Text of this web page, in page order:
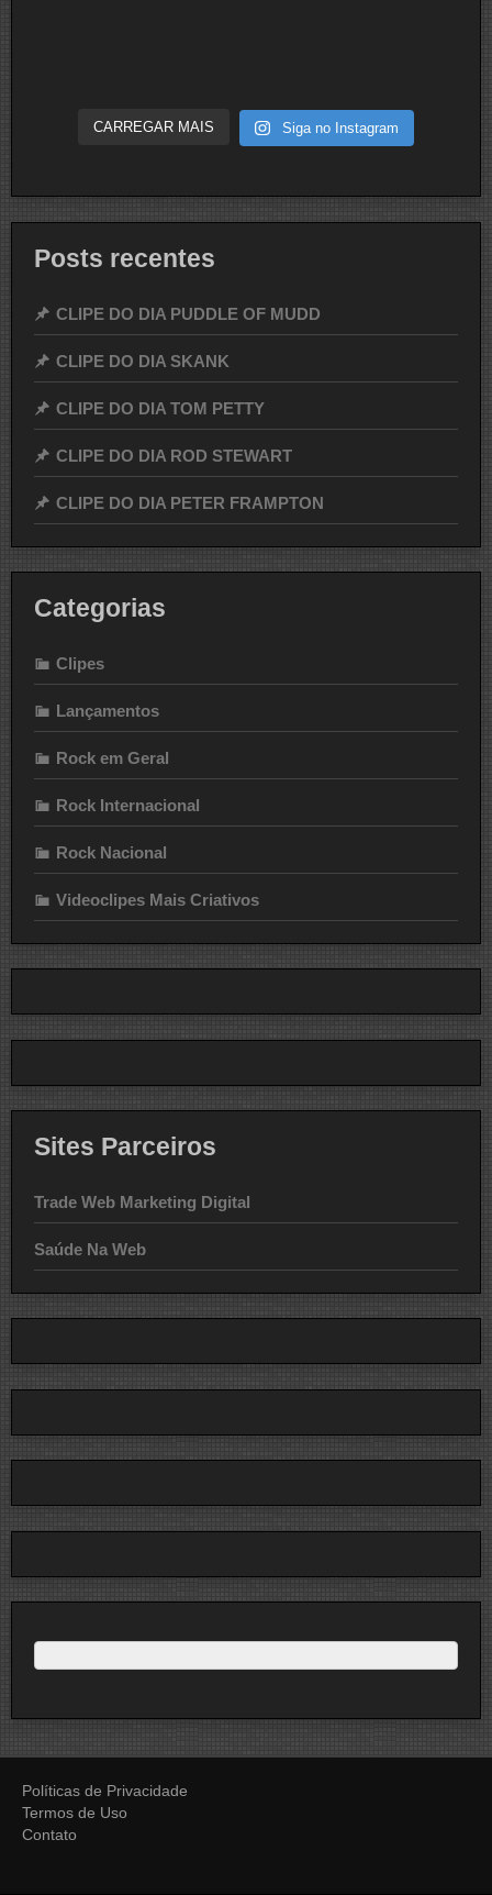
CARREGAR MAIS Siga no Instagram
Posts recentes
CLIPE DO DIA PUDDLE OF MUDD
CLIPE DO DIA SKANK
CLIPE DO DIA TOM PETTY
CLIPE DO DIA ROD STEWART
CLIPE DO DIA PETER FRAMPTON
Categorias
Clipes
Lançamentos
Rock em Geral
Rock Internacional
Rock Nacional
Videoclipes Mais Criativos
Sites Parceiros
Trade Web Marketing Digital
Saúde Na Web
Políticas de Privacidade
Termos de Uso
Contato